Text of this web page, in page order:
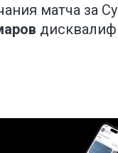
матча за